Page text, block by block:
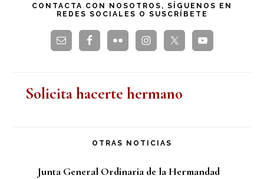
CONTACTA CON NOSOTROS, SÍGUENOS EN
REDES SOCIALES O SUSCRÍBETE
Solicita hacerte hermano
OTRAS NOTICIAS
Junta General Ordinaria de la Hermandad